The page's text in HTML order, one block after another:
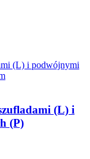
(L) i
(P)